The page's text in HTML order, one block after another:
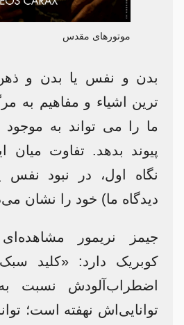
موتورهای مقدس
بدن و نفس یا بدن و
ترین اشیاء و مفاهیم به
ما را می تواند به
پیوند بدهد. تفاوت میان
نگاه اول، در نبود نفس
دیدگاه ما) خود را نشان
جیمز نریمور
کوبریک دارد: «کلید
اضطراب‌آلودش نسبت
توانایی‌اش نهفته است؛